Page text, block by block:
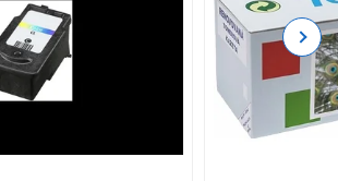
Next